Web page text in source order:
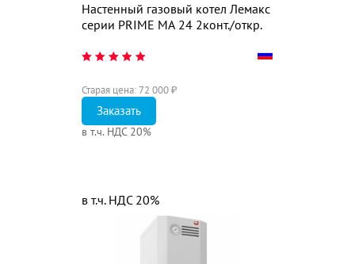
Настенный газовый котел Лемакс
серии PRIME MA 24 2конт./откр.
Старая цена: 72 000₽
в т.ч. НДС 20%
Заказать
в т.ч. НДС 20%